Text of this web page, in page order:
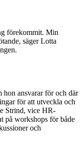
förekommit. Min
säger Lotta
hon ansvarar för och där
för att utveckla och
Strind, vice HR-
på workshops för både
och